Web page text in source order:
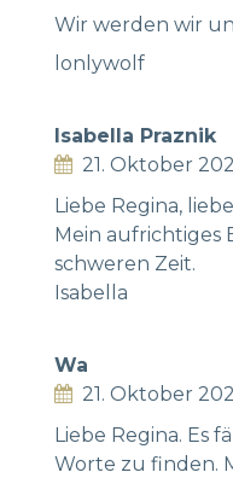
Wir werden wir
lonlywolf
Isabella Praznik
21. Oktober
Liebe Regina,
Mein aufrichtiges
schweren Zeit.
Isabella
Wa
21. Oktober
Liebe Regina. Es
Worte zu finden.